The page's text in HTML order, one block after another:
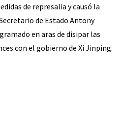
de represalia y causó la
de Estado Antony
en aras de disipar las
con el gobierno de Xi Jinping.